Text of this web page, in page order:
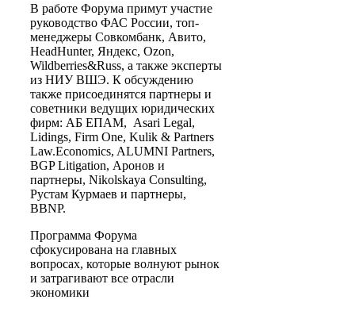
В работе Форума примут участие
руководство ФАС России, топ-
менеджеры Совкомбанк, Авито,
HeadHunter, Яндекс, Ozon,
Wildberries&Russ, а также эксперты
из НИУ ВШЭ. К обсуждению
также присоединятся партнеры и
советники ведущих юридических
фирм: АБ ЕПАМ, Asari Legal,
Lidings, Firm One, Kulik & Partners
Law.Economics, ALUMNI Partners,
BGP Litigation, Аронов и
партнеры, Nikolskaya Consulting,
Рустам Курмаев и партнеры,
BBNP.
Программа Форума
сфокусирована на главных
вопросах, которые волнуют рынок
и затрагивают все отрасли
экономики